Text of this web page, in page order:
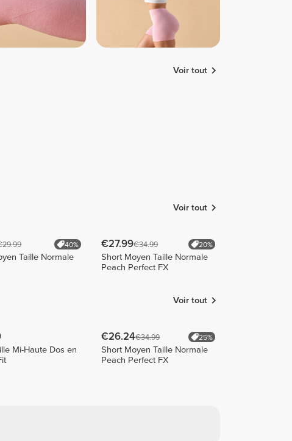
Voir tout
Voir tout
40%
Taille Normale
€27.99€34.99 20%
Short Moyen Taille Normale
Peach Perfect FX
Voir tout
Mi-Haute Dos en
€26.24€34.99 25%
Short Moyen Taille Normale
Peach Perfect FX